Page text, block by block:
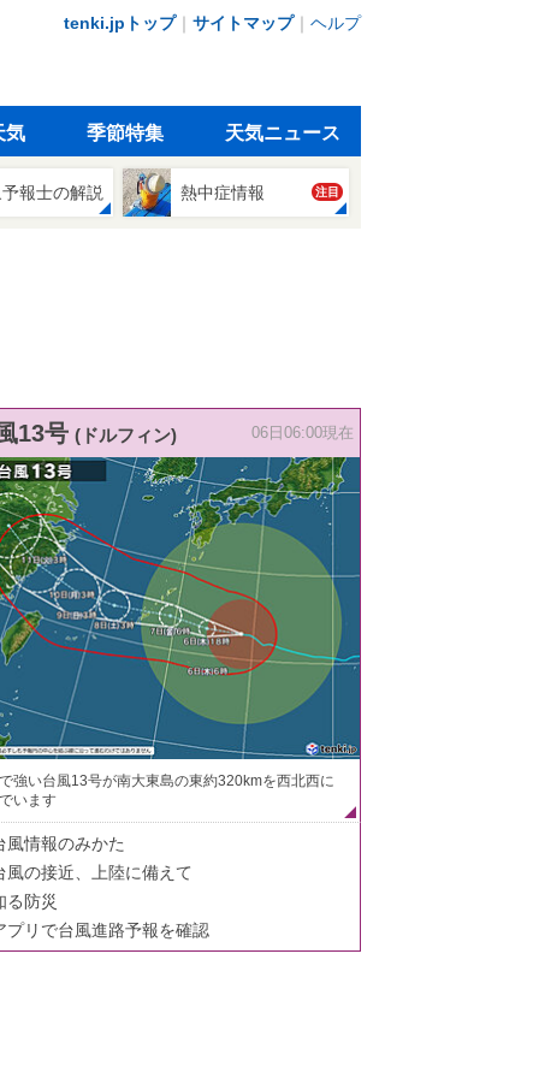
tenki.jpトップ｜ サイトマップ｜ ヘルプ
気 季節特集 天気ニュース
報士の解説 熱中症情報 注目
13号 (ドルフィン) 06日06:00現在
強い台風13号が南大東島の東約320kmを西北西に
います
風情報のみかた
風の接近、上陸に備えて
る防災
プリで台風進路予報を確認